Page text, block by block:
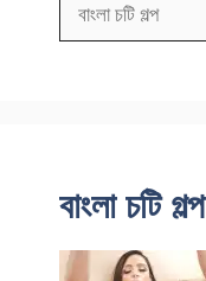
বাংলা চটি গল্প